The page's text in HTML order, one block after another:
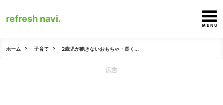
refresh navi.
ホーム 子育て 2歳児が飽きないおもちゃ・長く...
広告